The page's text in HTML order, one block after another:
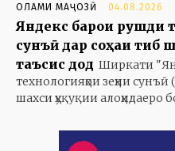
ОЛАМИ МАҶОЗӢ 04.08.2026
Яндекс барои рушди
сунъӣ дар соҳаи тиб
таъсис дод Ширкати
технологияҳои зеҳни сунъӣ
шахси ҳуқуқии алоҳидаеро